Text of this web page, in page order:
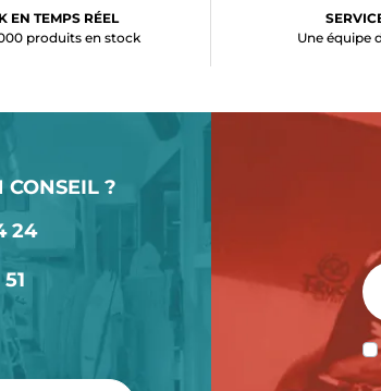
EN TEMPS RÉEL
produits en stock
Une équipe
CONSEIL ?
24